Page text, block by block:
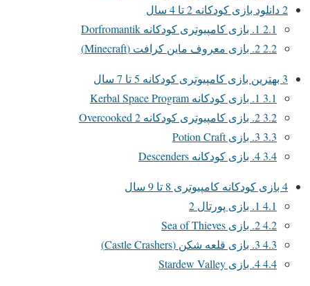
2دانلود بازی کودکانه 2 تا 4 سال
2.1
2.2
3 بهترین بازی کامپیوتری کودکانه 5 تا 7 سال
3.1
3.2
3.3
3.4
4 بازی کودکانه کامپیوتری 8 تا 9 سال
4.1
4.2
4.3
4.4